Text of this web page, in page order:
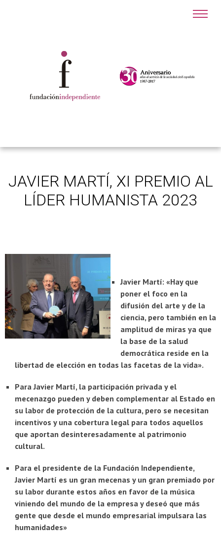
JAVIER MARTÍ, XI PREMIO AL
LÍDER HUMANISTA 2023
Javier Martí: «Hay que
poner el foco en la
difusión del arte y de la
ciencia, pero también en la
amplitud de miras ya que
la base de la salud
democrática reside en la
libertad de elección en todas las facetas de la vida».
Para Javier Martí, la participación privada y el
mecenazgo pueden y deben complementar al Estado en
su labor de protección de la cultura, pero se necesitan
incentivos y una cobertura legal para todos aquellos
que aportan desinteresadamente al patrimonio
cultural.
Para el presidente de la Fundación Independiente,
Javier Martí es un gran mecenas y un gran premiado por
su labor durante estos años en favor de la música
viniendo del mundo de la empresa y deseó que más
gente que desde el mundo empresarial impulsara las
humanidades»